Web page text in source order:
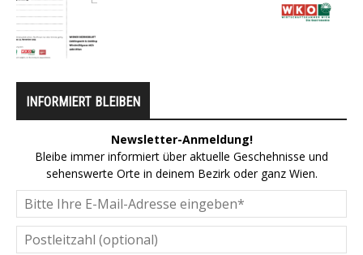
INFORMIERT BLEIBEN
Newsletter-Anmeldung!
Bleibe immer informiert über aktuelle Geschehnisse und
sehenswerte Orte in deinem Bezirk oder ganz Wien.